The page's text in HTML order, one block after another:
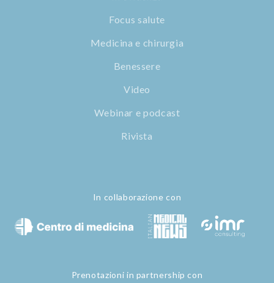
Focus salute
Medicina e chirurgia
Benessere
Video
Webinar e podcast
Rivista
In collaborazione con
Prenotazioni in partnership con